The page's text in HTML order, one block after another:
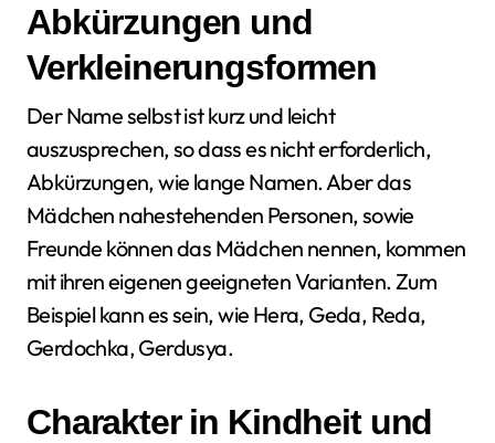
Abkürzungen und
Verkleinerungsformen
Der Name selbst ist kurz und leicht
auszusprechen, so dass es nicht erforderlich,
Abkürzungen, wie lange Namen. Aber das
Mädchen nahestehenden Personen, sowie
Freunde können das Mädchen nennen, kommen
mit ihren eigenen geeigneten Varianten. Zum
Beispiel kann es sein, wie Hera, Geda, Reda,
Gerdochka, Gerdusya.
Charakter in Kindheit und